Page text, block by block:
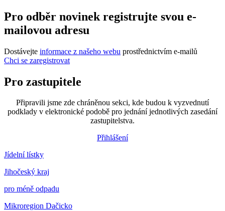
Pro odběr novinek registrujte svou e-
mailovou adresu
Dostávejte informace z našeho webu prostřednictvím e-mailů
Chci se zaregistrovat
Pro zastupitele
Připravili jsme zde chráněnou sekci, kde budou k vyzvednutí
podklady v elektronické podobě pro jednání jednotlivých zasedání
zastupitelstva.
Přihlášení
Jídelní lístky
Jihočeský kraj
pro méně odpadu
Mikroregion Dačicko